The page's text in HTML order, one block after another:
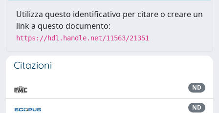
Utilizza questo identificativo per citare o creare un
link a questo documento:
https://hdl.handle.net/11563/21351
Citazioni
ND
ND